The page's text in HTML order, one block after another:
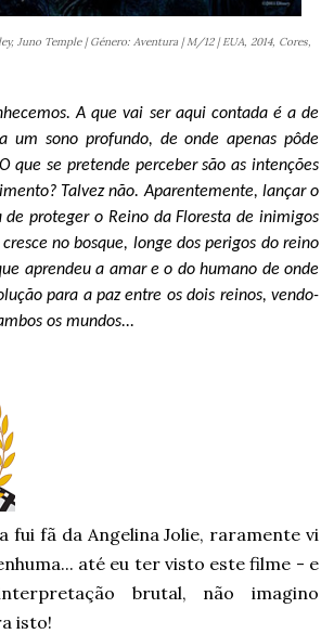
Juno Temple | Género: Aventura | M/12 | EUA, 2014, Cores,
A que vai ser aqui contada é a de
sono profundo, de onde apenas pôde
que se pretende perceber são as intenções
Talvez não. Aparentemente, lançar o
proteger o Reino da Floresta de inimigos
no bosque, longe dos perigos do reino
aprendeu a amar e o do humano de onde
para a paz entre os dois reinos, vendo-
os mundos...
fui fã da Angelina Jolie, raramente vi
até eu ter visto este filme - e
brutal, não imagino
isto!